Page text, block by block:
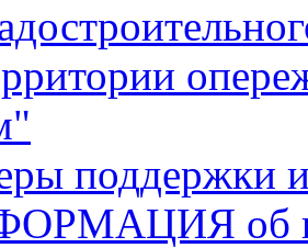
поддержки
об